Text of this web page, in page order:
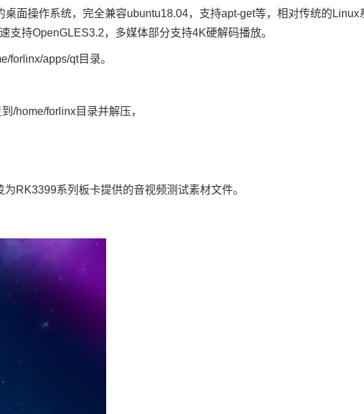
桌面操作系统，完全兼容ubuntu18.04，支持apt-get等，相对传统的
支持OpenGLES3.2，多媒体部分支持4K硬解码播放。
forlinx/apps/qt目录。
/home/forlinx目录并解压，
RK3399系列板卡提供的音视频测试素材文件。